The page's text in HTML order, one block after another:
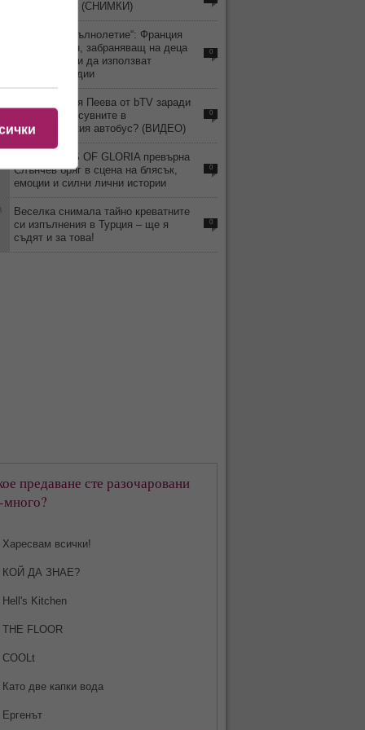
гимнастичка! (СНИМКИ)
„Дигитално пълнолетие“: Франция
приема закон, забраняващ на деца
под 15 години да използват
социални медии
0
Уволнили Рая Пеева от bTV заради
скандала и псувните в
междуградския автобус? (ВИДЕО)
0
MISS TRANS OF GLORIA превърна
Слънчев бряг в сцена на блясък,
емоции и силни лични истории
0
Веселка снимала тайно креватните
си изпълнения в Турция – ще я
съдят и за това!
0
предаване сте разочаровани
много?
Харесвам всички!
КОЙ ДА ЗНАЕ?
Hell's Kitchen
THE FLOOR
COOLt
Като две капки вода
Ергенът